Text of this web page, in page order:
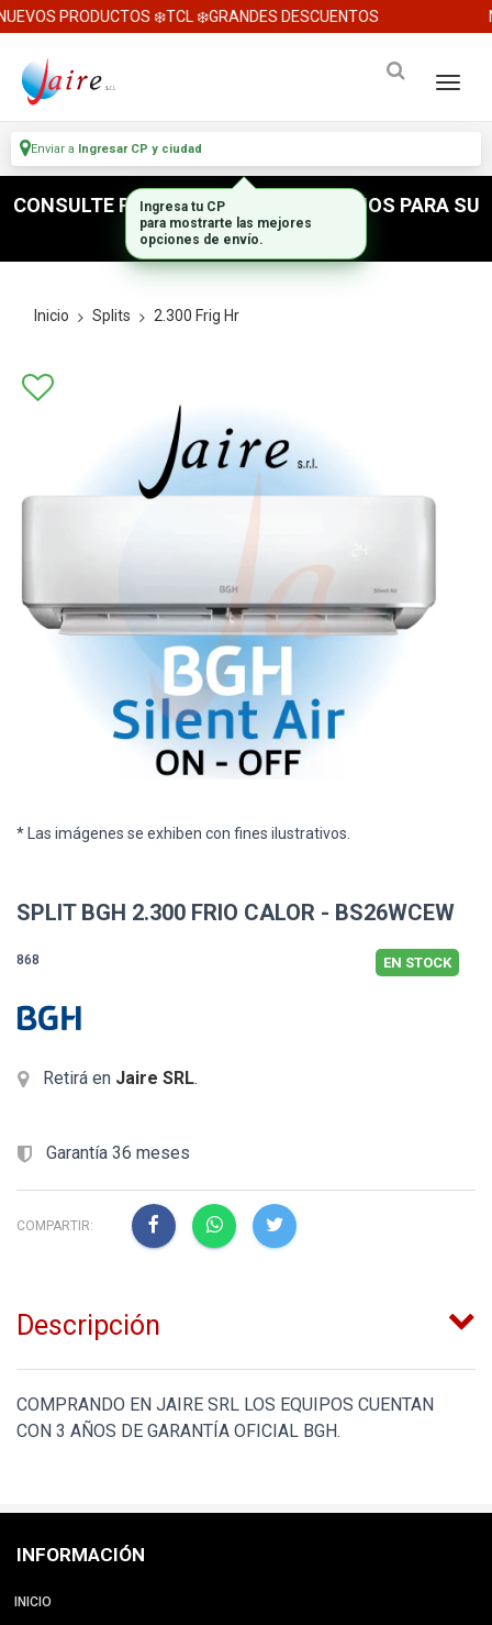
PRODUCTOS ❄️TCL ❄️GRANDES DESCUENTOS
Enviar a Ingresar CP y ciudad
CONSULTE POR ACCESORIOS E INSUMOS PARA SU
INSTALACION
Inicio Splits 2.300 Frig Hr
* Las imágenes se exhiben con fines ilustrativos.
SPLIT BGH 2.300 FRIO CALOR - BS26WCEW
868 EN STOCK
Retirá en Jaire SRL.
Garantía 36 meses
COMPARTIR:
Descripción
COMPRANDO EN JAIRE SRL LOS EQUIPOS CUENTAN
CON 3 AÑOS DE GARANTÍA OFICIAL BGH.
INFORMACIÓN
INICIO
Ingresa tu CP
para mostrarte las mejores
opciones de envío.